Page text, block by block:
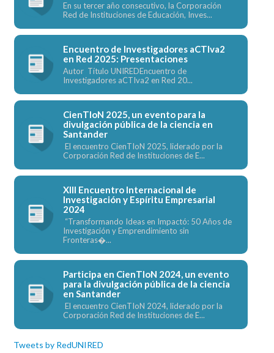
En su tercer año consecutivo, la Corporación
Red de Instituciones de Educación, Inves...
Encuentro de Investigadores aCTIva2
en Red 2025: Presentaciones
Autor Título UNIREDEncuentro de
Investigadores aCTIva2 en Red 20...
CienTIoN 2025, un evento para la
divulgación pública de la ciencia en
Santander
El encuentro CienTIoN 2025, liderado por la
Corporación Red de Instituciones de E...
XIII Encuentro Internacional de
Investigación y Espíritu Empresarial
2024
“Transformando Ideas en Impactó: 50 Años de
Investigación y Emprendimiento sin
Fronteras�...
Participa en CienTIoN 2024, un evento
para la divulgación pública de la ciencia
en Santander
El encuentro CienTIoN 2024, liderado por la
Corporación Red de Instituciones de E...
Tweets by RedUNIRED